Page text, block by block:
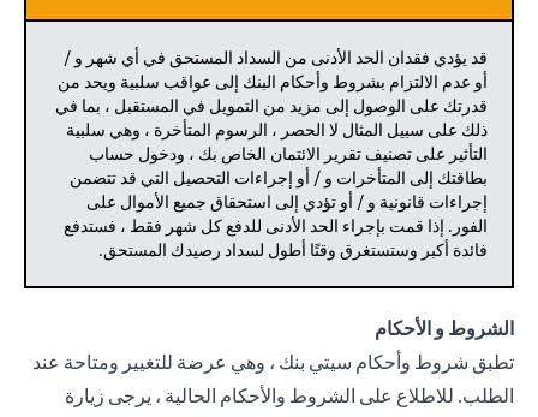
قد يؤدي فقدان الحد الأدنى من السداد المستحق في أي شهر و /
أو عدم الالتزام بشروط وأحكام البنك إلى عواقب سلبية ويحد من
قدرتك على الوصول إلى مزيد من التمويل في المستقبل ، بما في
ذلك على سبيل المثال لا الحصر ، الرسوم المتأخرة ، وهي سلبية
التأثير على تصنيف تقرير الائتمان الخاص بك ، ودخول حساب
بطاقتك إلى المتأخرات و / أو إجراءات التحصيل التي قد تتضمن
إجراءات قانونية و / أو تؤدي إلى استحقاق جميع الأموال على
الفور. إذا قمت بإجراء الحد الأدنى للدفع كل شهر فقط ، فستدفع
فائدة أكبر وستستغرق وقتًا أطول لسداد رصيدك المستحق.
الشروط و الأحكام
تطبق شروط وأحكام سيتي بنك ، وهي عرضة للتغيير ومتاحة عند
الطلب. للاطلاع على الشروط والأحكام الحالية ، يرجى زيارة